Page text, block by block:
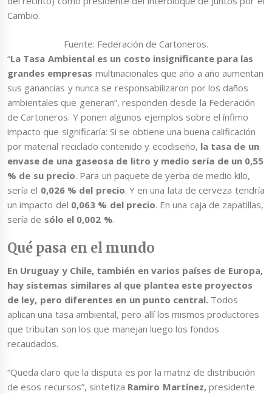
Cambio.
Fuente: Federación de Cartoneros.
“La Tasa Ambiental es un costo insignificante para las
grandes empresas multinacionales que año a año aumentan
sus ganancias y nunca se responsabilizaron por los daños
ambientales que generan”, responden desde la Federación
de Cartoneros. Y ponen algunos ejemplos sobre el ínfimo
impacto que significaría: Si se obtiene una buena calificación
por material reciclado contenido y ecodiseño, la tasa de un
envase de una gaseosa de litro y medio sería de un 0,55
% de su precio. Para un paquete de yerba de medio kilo,
sería el 0,026 % del precio. Y en una lata de cerveza tendría
un impacto del 0,063 % del precio. En una caja de zapatillas,
sería de sólo el 0,002 %.
Qué pasa en el mundo
En Uruguay y Chile, también en varios países de Europa,
hay sistemas similares al que plantea este proyectos
de ley, pero diferentes en un punto central. Todos
aplican una tasa ambiental, pero allí los mismos productores
que tributan son los que manejan luego los fondos
recaudados.
“Queda claro que la disputa es por la matriz de distribución
de esos recursos”, sintetiza Ramiro Martínez,presidente